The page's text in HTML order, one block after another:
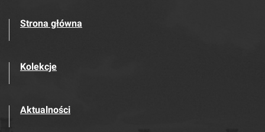
Strona główna
Kolekcje
Aktualności